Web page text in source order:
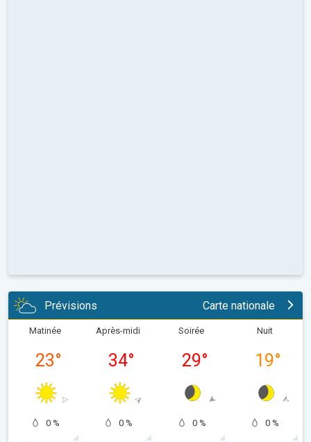
Prévisions Carte nationale
Matinée
23°
0 %
Après-midi
34°
0 %
Soirée
29°
0 %
Nuit
19°
0 %